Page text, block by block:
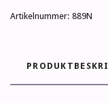
Artikelnummer: 889N